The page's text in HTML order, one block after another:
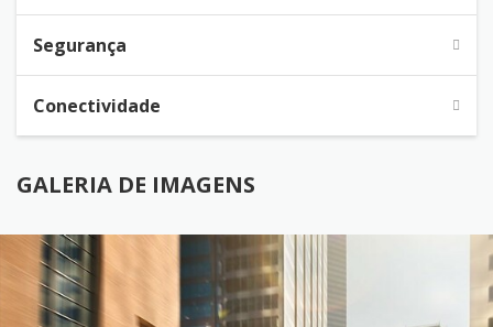
Segurança
Conectividade
GALERIA DE IMAGENS